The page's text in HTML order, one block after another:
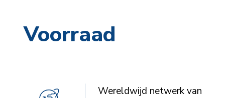
Voorraad
Wereldwijd netwerk van